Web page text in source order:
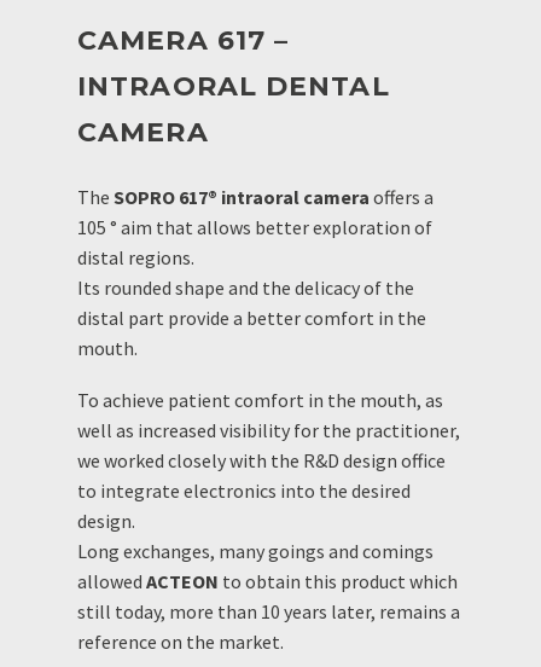
CAMERA 617 –
INTRAORAL DENTAL
CAMERA
The SOPRO 617® intraoral camera offers a
105 ° aim that allows better exploration of
distal regions.
Its rounded shape and the delicacy of the
distal part provide a better comfort in the
mouth.
To achieve patient comfort in the mouth, as
well as increased visibility for the practitioner,
we worked closely with the R&D design office
to integrate electronics into the desired
design.
Long exchanges, many goings and comings
allowed ACTEON to obtain this product which
still today, more than 10 years later, remains a
reference on the market.